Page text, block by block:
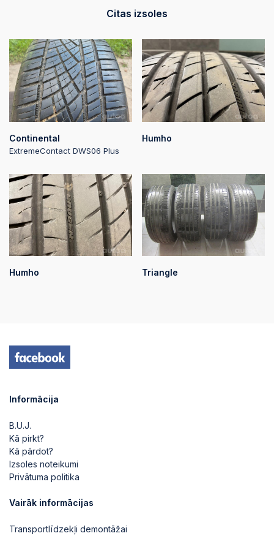
Citas izsoles
Continental
ExtremeContact DWS06 Plus
Humho
Humho Triangle
Informācija
B.U.J.
Kā pirkt?
Kā pārdot?
Izsoles noteikumi
Privātuma politika
Vairāk informācijas
Transportlīdzekļi demontāžai